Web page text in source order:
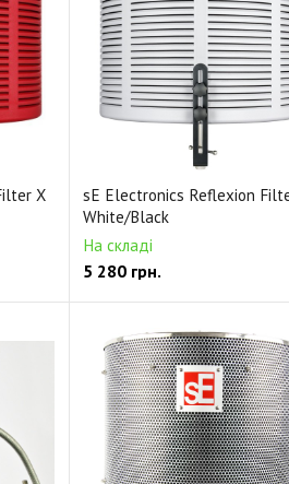
X
sE Electronics Reflexion
White/Black
На складі
5 280грн.